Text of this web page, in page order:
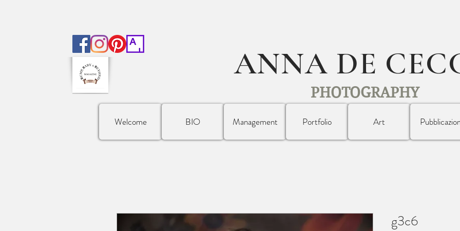
ANNA DE
PHOTOGRAPHY
Welcome BIO Management Portfolio Art
g3c6